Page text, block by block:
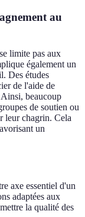
au
limite pas aux
également un
Des études
de l'aide de
beaucoup
de soutien ou
leur chagrin. Cela
un
axe essentiel d'un
adaptées aux
la qualité des